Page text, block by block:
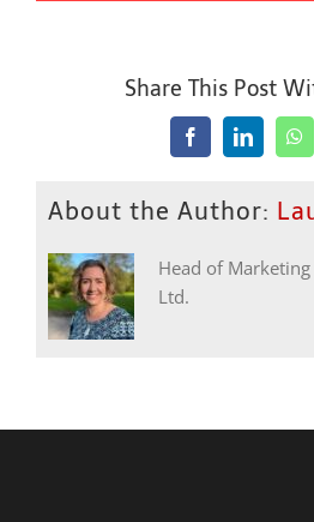
Share This Post
FacebookLinkedIn
About the Author:
Head of
Ltd.